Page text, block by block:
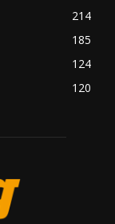
214
185
124
120